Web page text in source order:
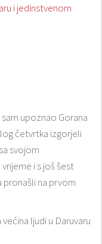
i jedinstvenom
upoznao Gorana
četvrtka izgorjeli
svojom
i s još šest
pronašli na prvom
ljudi u Daruvaru